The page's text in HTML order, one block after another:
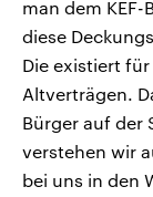
man dem
diese
Die existiert
Altverträgen.
Bürger auf der
verstehen wir
bei uns in den